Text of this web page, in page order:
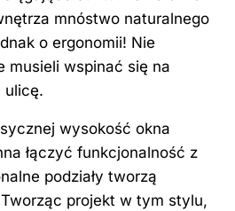
mnóstwo naturalnego
o ergonomii! Nie
musieli wspinać się na
ulicę.
wysokość okna
łączyć funkcjonalność z
podziały tworzą
projekt w tym stylu,